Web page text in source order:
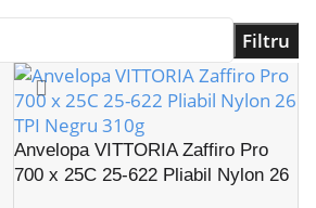
Filtru
Anvelopa VITTORIA Zaffiro Pro
700 x 25C 25-622 Pliabil Nylon 26